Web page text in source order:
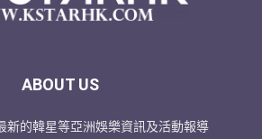
ABOUT US
新的韓星等亞洲娛樂資訊及活動報導